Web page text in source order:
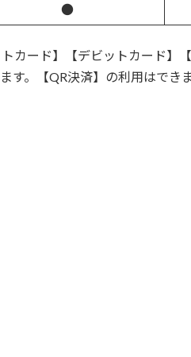
●
カード】【デビットカード】
す。【QR決済】の利用はできま